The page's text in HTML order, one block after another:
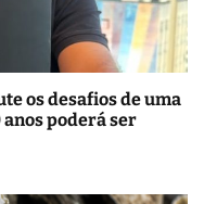
os desafios de uma
anos poderá ser